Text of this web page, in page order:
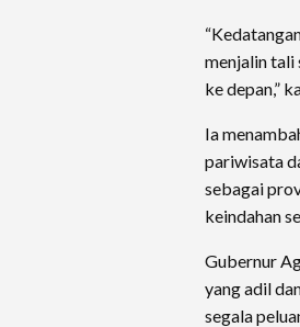
menjalin tali
ke depan,”
Ia
pariwisata
sebagai
keindahan
Gubernur
yang adil
segala